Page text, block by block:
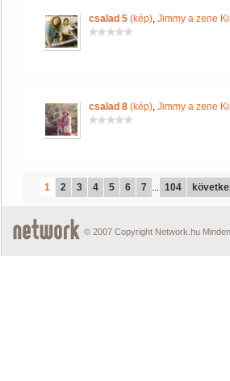
csalad 5 (kép), Jimmy a zene
csalad 8 (kép), Jimmy a zene
1 2 3 4 5 6 7 ... 104
© 2007 Copyright Network.hu